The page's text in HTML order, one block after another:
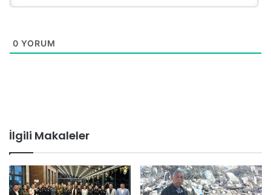
0 YORUM
İlgili Makaleler